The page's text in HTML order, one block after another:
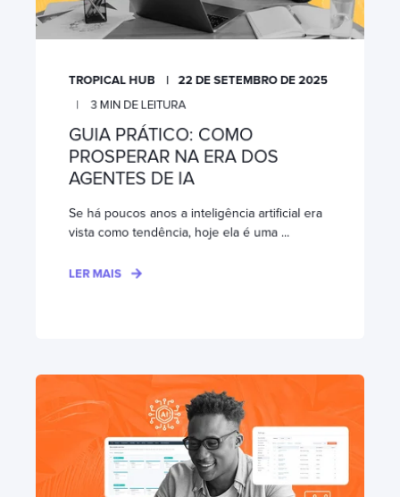
TROPICAL HUB
22 DE SETEMBRO DE 2025
3MIN DE LEITURA
GUIA PRÁTICO: COMO
PROSPERAR NA ERA DOS
AGENTES DE IA
Se há poucos anos a inteligência artificial era
vista como tendência, hoje ela é uma ...
LER MAIS